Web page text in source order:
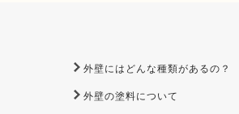
外壁にはどんな種類があるの？
外壁の塗料について